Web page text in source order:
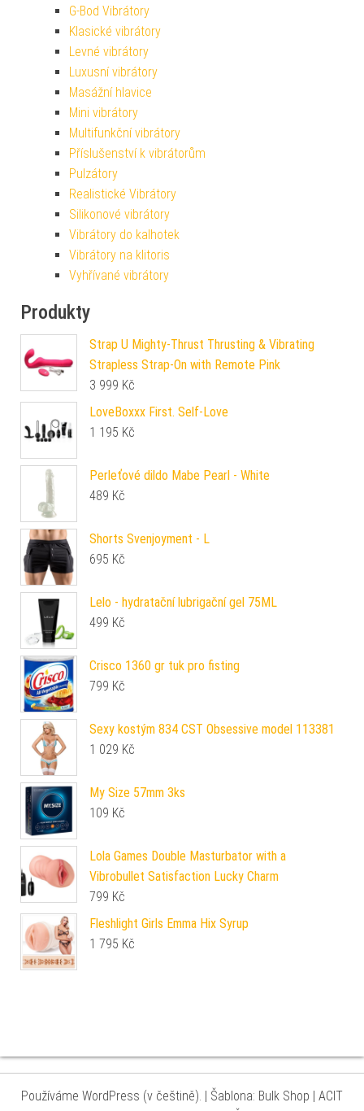
G-Bod Vibrátory
Klasické vibrátory
Levné vibrátory
Luxusní vibrátory
Masážní hlavice
Mini vibrátory
Multifunkční vibrátory
Příslušenství k vibrátorům
Pulzátory
Realistické Vibrátory
Silikonové vibrátory
Vibrátory do kalhotek
Vibrátory na klitoris
Vyhřívané vibrátory
Produkty
Strap U Mighty-Thrust Thrusting & Vibrating
Strapless Strap-On with Remote Pink
3 999 Kč
LoveBoxxx First. Self-Love
1 195 Kč
Perleťové dildo Mabe Pearl - White
489 Kč
Shorts Svenjoyment - L
695 Kč
Lelo - hydratační lubrigační gel 75ML
499 Kč
Crisco 1360 gr tuk pro fisting
799 Kč
Sexy kostým 834 CST Obsessive model 113381
1 029 Kč
My Size 57mm 3ks
109 Kč
Lola Games Double Masturbator with a
Vibrobullet Satisfaction Lucky Charm
799 Kč
Fleshlight Girls Emma Hix Syrup
1 795 Kč
Používáme WordPress (v češtině). | Šablona: Bulk Shop | ACIT